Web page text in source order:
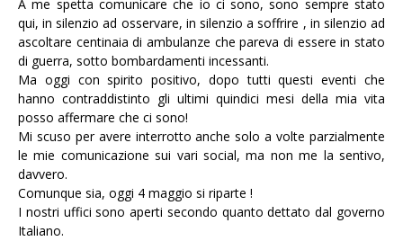
A me spetta comunicare che io ci sono, sono sempre stato
qui, in silenzio ad osservare, in silenzio a soffrire , in silenzio ad
ascoltare centinaia di ambulanze che pareva di essere in stato
di guerra, sotto bombardamenti incessanti.
Ma oggi con spirito positivo, dopo tutti questi eventi che
hanno contraddistinto gli ultimi quindici mesi della mia vita
posso affermare che ci sono!
Mi scuso per avere interrotto anche solo a volte parzialmente
le mie comunicazione sui vari social, ma non me la sentivo,
davvero.
Comunque sia, oggi 4 maggio si riparte !
I nostri uffici sono aperti secondo quanto dettato dal governo
Italiano.